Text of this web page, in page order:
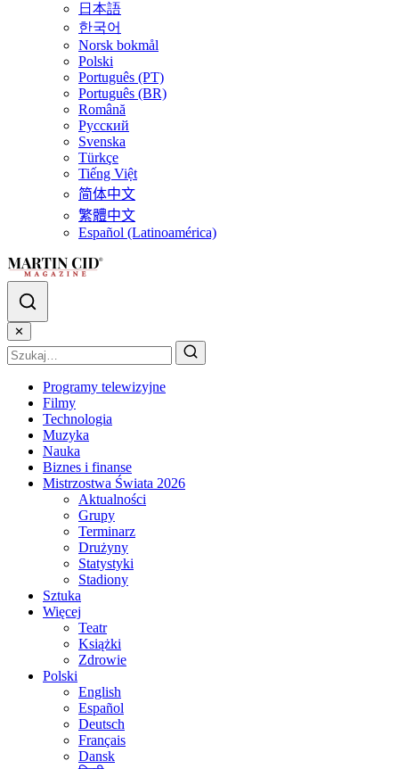
日本語
한국어
Norsk bokmål
Polski
Português (PT)
Português (BR)
Română
Русский
Svenska
Türkçe
Tiếng Việt
简体中文
繁體中文
Español (Latinoamérica)
✕
Programy telewizyjne
Filmy
Technologia
Muzyka
Nauka
Biznes i finanse
Mistrzostwa Świata 2026
Aktualności
Grupy
Terminarz
Drużyny
Statystyki
Stadiony
Sztuka
Więcej
Teatr
Książki
Zdrowie
Polski
English
Español
Deutsch
Français
Dansk